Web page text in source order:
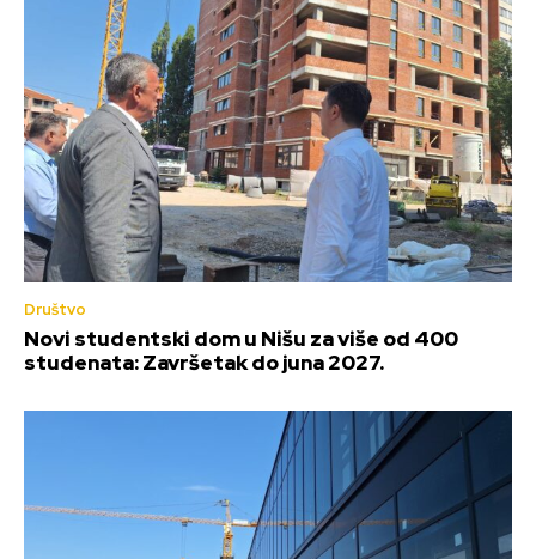
Društvo
Novi studentski dom u Nišu za više od 400
studenata: Završetak do juna 2027.